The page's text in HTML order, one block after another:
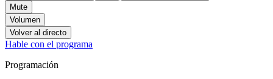
Mute
Volumen
Volver al directo
Hable con el programa
Programación